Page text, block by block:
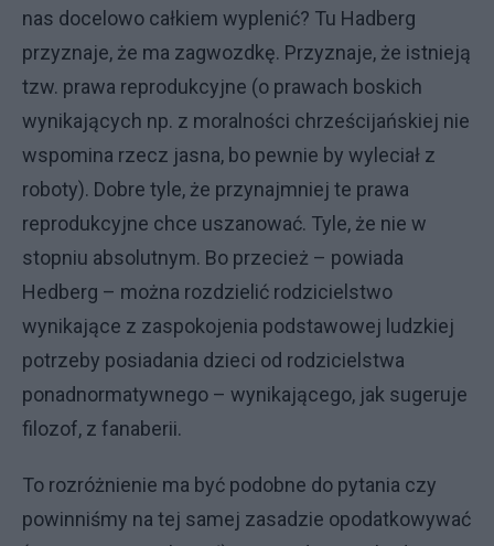
nas docelowo całkiem wyplenić? Tu Hadberg
przyznaje, że ma zagwozdkę. Przyznaje, że istnieją
tzw. prawa reprodukcyjne (o prawach boskich
wynikających np. z moralności chrześcijańskiej nie
wspomina rzecz jasna, bo pewnie by wyleciał z
roboty). Dobre tyle, że przynajmniej te prawa
reprodukcyjne chce uszanować. Tyle, że nie w
stopniu absolutnym. Bo przecież – powiada
Hedberg – można rozdzielić rodzicielstwo
wynikające z zaspokojenia podstawowej ludzkiej
potrzeby posiadania dzieci od rodzicielstwa
ponadnormatywnego – wynikającego, jak sugeruje
filozof, z fanaberii.
To rozróżnienie ma być podobne do pytania czy
powinniśmy na tej samej zasadzie opodatkowywać